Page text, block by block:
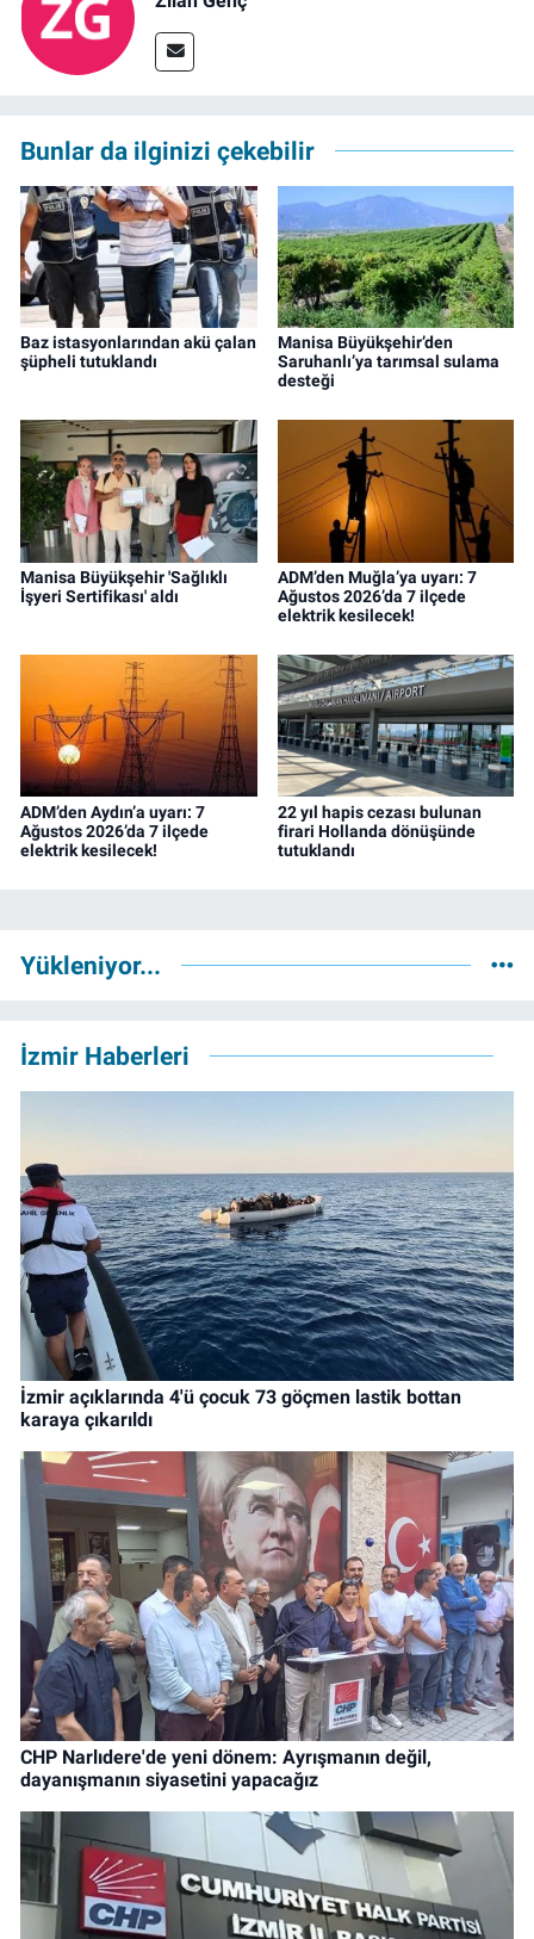
Bunlar da ilginizi çekebilir
Baz istasyonlarından akü çalan
şüpheli tutuklandı
Manisa Büyükşehir’den
Saruhanlı’ya tarımsal sulama
desteği
Manisa Büyükşehir 'Sağlıklı
İşyeri Sertifikası' aldı
ADM’den Muğla’ya uyarı: 7
Ağustos 2026’da 7 ilçede
elektrik kesilecek!
ADM’den Aydın’a uyarı: 7
Ağustos 2026’da 7 ilçede
elektrik kesilecek!
22 yıl hapis cezası bulunan
firari Hollanda dönüşünde
tutuklandı
Yükleniyor...
İzmir Haberleri
İzmir açıklarında 4'ü çocuk 73 göçmen lastik bottan
karaya çıkarıldı
CHP Narlıdere'de yeni dönem: Ayrışmanın değil,
dayanışmanın siyasetini yapacağız